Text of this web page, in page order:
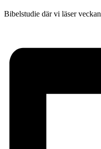
Bibelstudie där vi läser